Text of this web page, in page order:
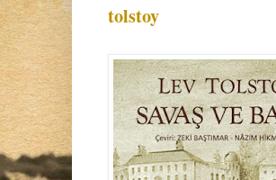
tolstoy